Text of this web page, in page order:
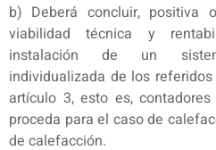
b) Deberá concluir, positiva
viabilidad técnica y
instalación de un
individualizada de los
artículo 3, esto es,
proceda para el caso de
de calefacción.